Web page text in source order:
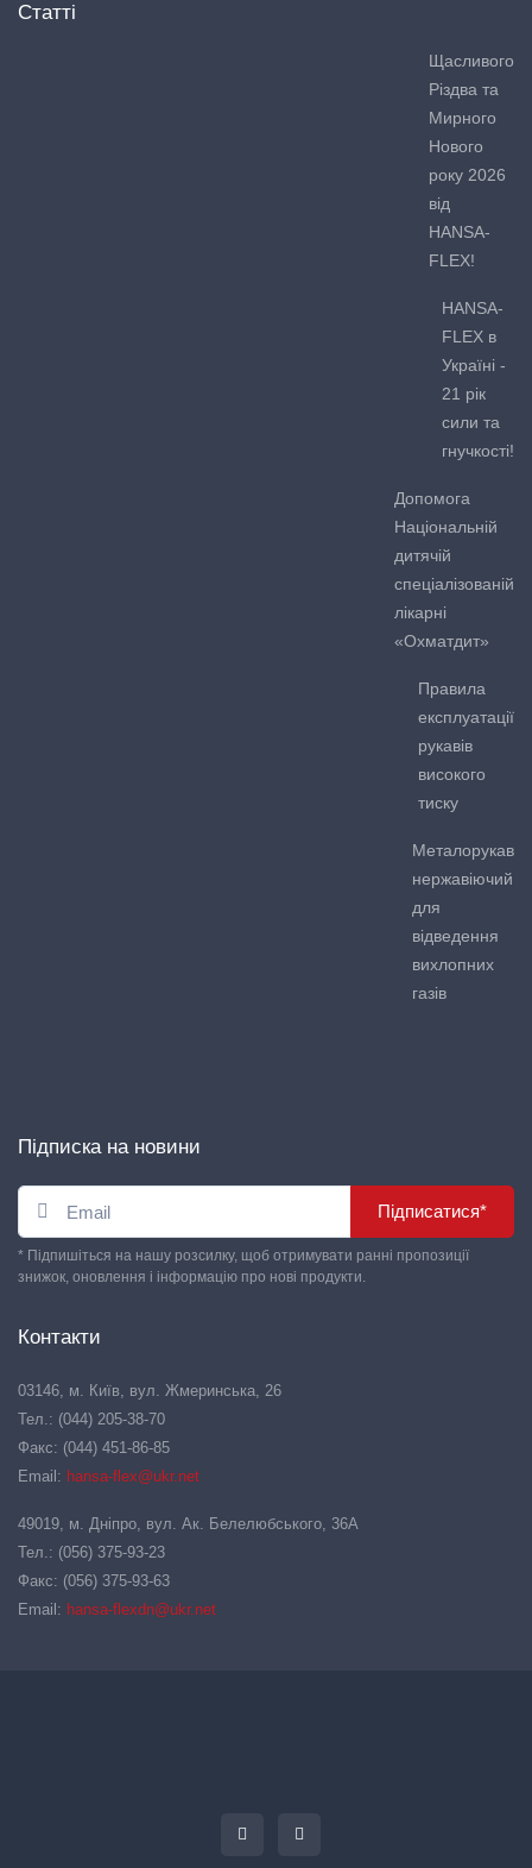
Статті
Щасливого
Різдва та
Мирного
Нового
року 2026
від
HANSA-
FLEX!
HANSA-
FLEX в
Україні -
21 рік
сили та
гнучкості!
Допомога
Національній
дитячій
спеціалізованій
лікарні
«Охматдит»
Правила
експлуатації
рукавів
високого
тиску
Металорукав
нержавіючий
для
відведення
вихлопних
газів
Підписка на новини
Підписатися*
* Підпишіться на нашу розсилку, щоб отримувати ранні пропозиції
знижок, оновлення і інформацію про нові продукти.
Контакти
03146, м. Київ, вул. Жмеринська, 26
Тел.: (044) 205-38-70
Факс: (044) 451-86-85
Email: hansa-flex@ukr.net
49019, м. Дніпро, вул. Ак. Белелюбського, 36А
Тел.: (056) 375-93-23
Факс: (056) 375-93-63
Email: hansa-flexdn@ukr.net